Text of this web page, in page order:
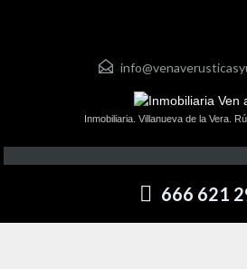
Inmobiliaria. Villanueva de la Vera.
666 621